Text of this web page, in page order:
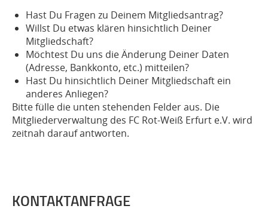
Hast Du Fragen zu Deinem Mitgliedsantrag?
Willst Du etwas klären hinsichtlich Deiner
Mitgliedschaft?
Möchtest Du uns die Änderung Deiner Daten
(Adresse, Bankkonto, etc.) mitteilen?
Hast Du hinsichtlich Deiner Mitgliedschaft ein
anderes Anliegen?
Bitte fülle die unten stehenden Felder aus. Die
Mitgliederverwaltung des FC Rot-Weiß Erfurt e.V. wird
zeitnah darauf antworten.
KONTAKTANFRAGE